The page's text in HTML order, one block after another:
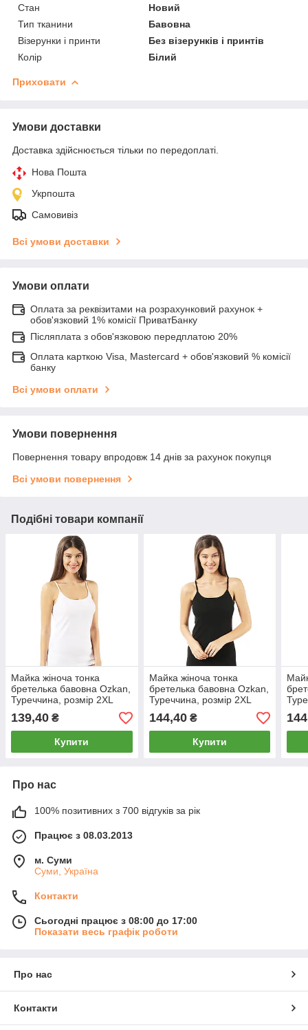
Стан
Новий
Тип тканини
Бавовна
Візерунки і принти
Без візерунків і принтів
Колір
Білий
Приховати
Умови доставки
Доставка здійснюється тільки по передоплаті.
Нова Пошта
Укрпошта
Самовивіз
Всі умови доставки
Умови оплати
Оплата за реквізитами на розрахунковий рахунок +
обов'язковий 1% комісії ПриватБанку
Післяплата з обов'язковою передплатою 20%
Оплата карткою Visa, Mastercard + обов'язковий % комісії
банку
Всі умови оплати
Умови повернення
Повернення товару впродовж 14 днів за рахунок покупця
Всі умови повернення
Подібні товари компанії
Майка жіноча тонка
бретелька бавовна Ozkan,
Туреччина, розмір 2XL
(50), біла, 07817
139,40 ₴
Купити
Майка жіноча тонка
бретелька бавовна Ozkan,
Туреччина, розмір 2XL
(50), чорна, 07808
144,40₴
Купити
Про нас
100% позитивних з 700 відгуків за рік
Працює з 08.03.2013
м. Суми
Суми, Україна
Контакти
Сьогодні працює з 08:00 до 17:00
Показати весь графік роботи
Про нас
Контакти